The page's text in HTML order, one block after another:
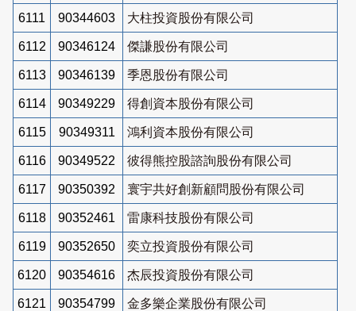
6111 90344603 大柱投資股份有限公司
6112 90346124 傑謙股份有限公司
6113 90346139 季恩股份有限公司
6114 90349229 得創資本股份有限公司
6115 90349311 鴻利資本股份有限公司
6116 90349522 彼得熊控股諮詢股份有限公司
6117 90350392 寰宇共好創新顧問股份有限公司
6118 90352461 雷康科技股份有限公司
6119 90352650 奕立投資股份有限公司
6120 90354616 杰辰投資股份有限公司
6121 90354799 金多樂企業股份有限公司